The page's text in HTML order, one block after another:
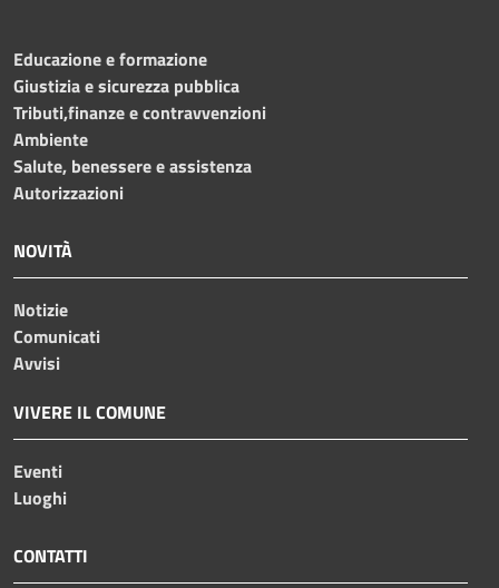
Educazione e formazione
Giustizia e sicurezza pubblica
Tributi,finanze e contravvenzioni
Ambiente
Salute, benessere e assistenza
Autorizzazioni
NOVITÀ
Notizie
Comunicati
Avvisi
VIVERE IL COMUNE
Eventi
Luoghi
CONTATTI